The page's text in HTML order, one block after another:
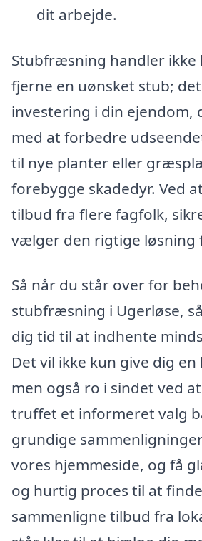
dit arbejde.
Stubfræsning handler ikke
fjerne en uønsket stub;
investering i din ejendom,
med at forbedre
til nye planter eller
forebygge skadedyr. Ved
tilbud fra flere fagfolk,
vælger den rigtige løsning
Så når du står over for
stubfræsning i Ugerløse,
dig tid til at indhente
Det vil ikke kun give dig
men også ro i sindet ved
truffet et informeret valg
grundige
vores hjemmeside, og få
og hurtig proces til at
sammenligne tilbud fra